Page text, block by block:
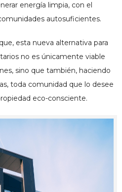
energía limpia, con el
autosuficientes.
esta nueva alternativa para
no es únicamente viable
sino que también, haciendo
toda comunidad que lo desee
eco-consciente.